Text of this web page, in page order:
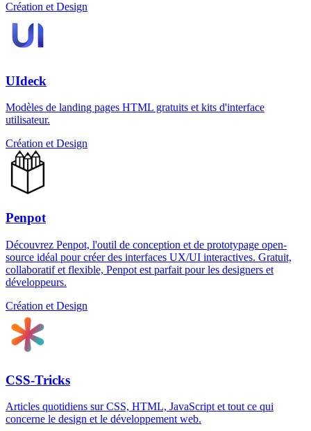
Création et Design
UIdeck
Modèles de landing pages HTML gratuits et kits d'interface
utilisateur.
Création et Design
Penpot
Découvrez Penpot, l'outil de conception et de prototypage open-
source idéal pour créer des interfaces UX/UI interactives. Gratuit,
collaboratif et flexible, Penpot est parfait pour les designers et
développeurs.
Création et Design
CSS-Tricks
Articles quotidiens sur CSS, HTML, JavaScript et tout ce qui
concerne le design et le développement web.